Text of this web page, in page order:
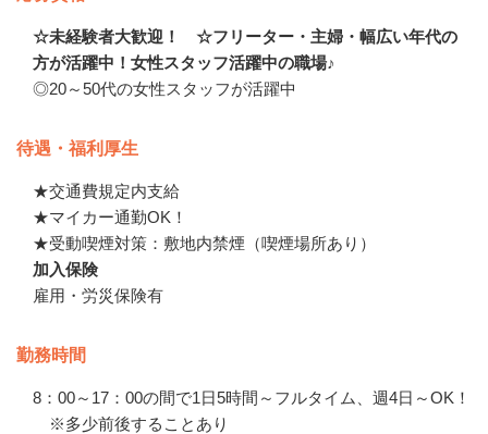
☆未経験者大歓迎！ ☆フリーター・主婦・幅広い年代の
方が活躍中！女性スタッフ活躍中の職場♪
◎20～50代の女性スタッフが活躍中
待遇・福利厚生
★交通費規定内支給
★マイカー通勤OK！
★受動喫煙対策：敷地内禁煙（喫煙場所あり）
加入保険
雇用・労災保険有
勤務時間
8：00～17：00の間で1日5時間～フルタイム、週4日～OK！
※多少前後することあり